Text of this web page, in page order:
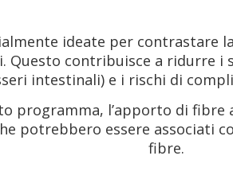
ideate per contrastare
Questo contribuisce a
intestinali) e i rischi di
programma, l’apporto di
potrebbero essere associati
fibre.